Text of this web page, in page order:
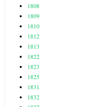
1808
1809
1810
1812
1813
1822
1823
1825
1831
1832